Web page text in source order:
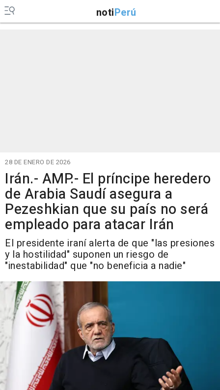
notiPerú
28 DE ENERO DE 2026
Irán.- AMP.- El príncipe heredero
de Arabia Saudí asegura a
Pezeshkian que su país no será
empleado para atacar Irán
El presidente iraní alerta de que "las presiones
y la hostilidad" suponen un riesgo de
"inestabilidad" que "no beneficia a nadie"